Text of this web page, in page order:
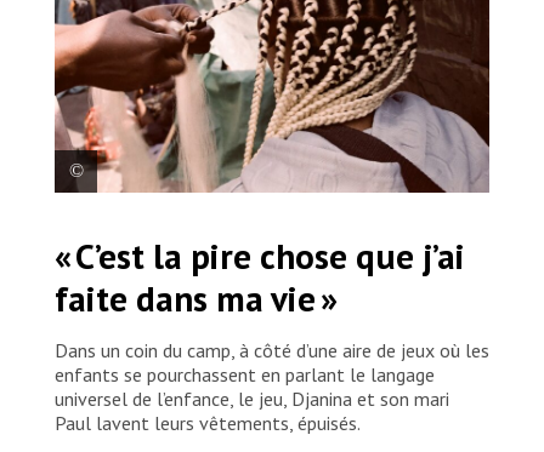
depuis l’Angola, Djanina a trouvé refuge dans un
camp à Mexico, où elle tresse les cheveux d’autres
personnes migrantes. Mexique, 2025. © MSF
« C’est la pire chose que j’ai
faite dans ma vie »
Dans un coin du camp, à côté d’une aire de jeux où les
enfants se pourchassent en parlant le langage
universel de l’enfance, le jeu, Djanina et son mari
Paul lavent leurs vêtements, épuisés.